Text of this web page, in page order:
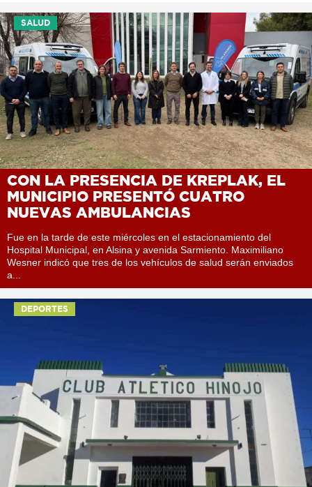
SALUD
CON LA PRESENCIA DE KREPLAK, EL
MUNICIPIO PRESENTÓ CUATRO
NUEVAS AMBULANCIAS
Fue en la tarde de este miércoles en el estacionamiento del
Hospital Municipal, en Alsina y avenida Sarmiento. Maximiliano
Wesner indicó que tres de los vehículos de salud serán enviados
a...
DEPORTES